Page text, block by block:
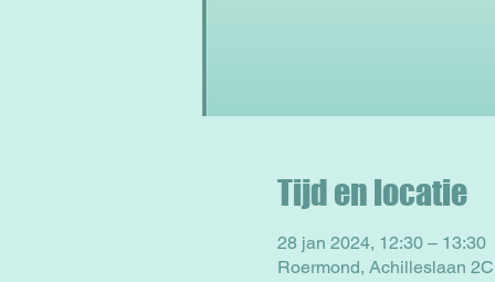
Tijd en locatie
28 jan 2024, 12:30 – 13:30
Roermond, Achilleslaan